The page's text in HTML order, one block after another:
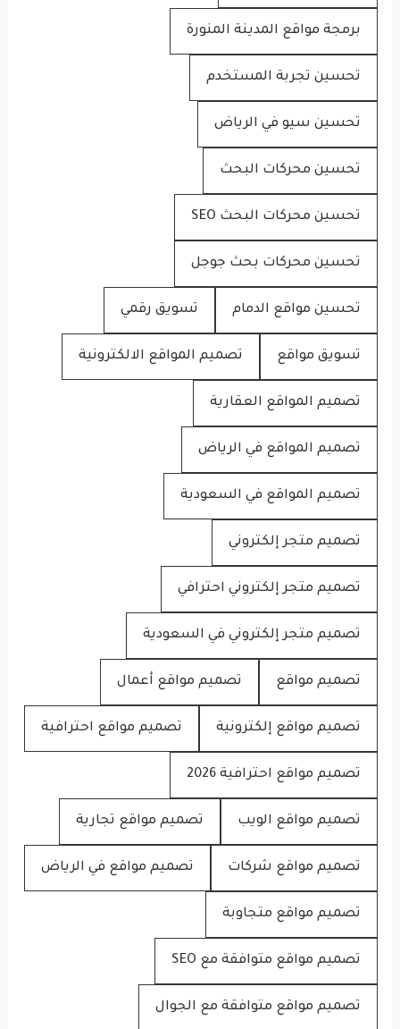
برمجة مواقع المدينة المنورة
تحسين تجربة المستخدم
تحسين سيو في الرياض
تحسين محركات البحث
تحسين محركات البحث SEO
تحسين محركات بحث جوجل
تحسين مواقع الدمام تسويق رقمي
تسويق مواقع تصميم المواقع الالكترونية
تصميم المواقع العقارية
تصميم المواقع في الرياض
تصميم المواقع في السعودية
تصميم متجر إلكتروني
تصميم متجر إلكتروني احترافي
تصميم متجر إلكتروني في السعودية
تصميم مواقع تصميم مواقع أعمال
تصميم مواقع إلكترونية تصميم مواقع احترافية
تصميم مواقع احترافية 2026
تصميم مواقع الويب تصميم مواقع تجارية
تصميم مواقع شركات تصميم مواقع في الرياض
تصميم مواقع متجاوبة
تصميم مواقع متوافقة مع SEO
تصميم مواقع متوافقة مع الجوال